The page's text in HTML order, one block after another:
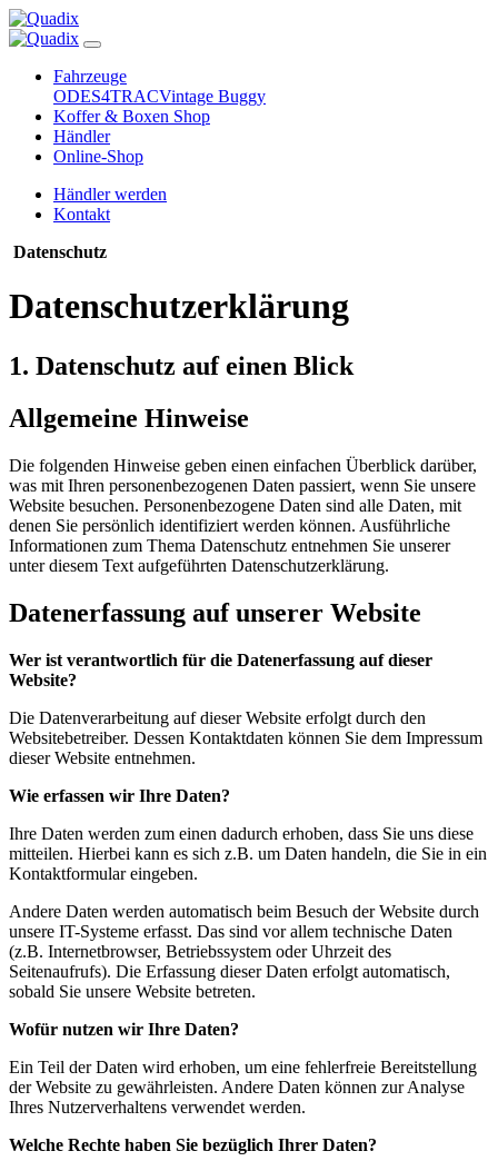
Fahrzeuge
ODES4TRACVintage Buggy
Koffer & Boxen Shop
Händler
Online-Shop
Händler werden
Kontakt
Datenschutz
Datenschutzerklärung
1. Datenschutz auf einen Blick
Allgemeine Hinweise
Die folgenden Hinweise geben einen einfachen Überblick darüber,
was mit Ihren personenbezogenen Daten passiert, wenn Sie unsere
Website besuchen. Personenbezogene Daten sind alle Daten, mit
denen Sie persönlich identifiziert werden können. Ausführliche
Informationen zum Thema Datenschutz entnehmen Sie unserer
unter diesem Text aufgeführten Datenschutzerklärung.
Datenerfassung auf unserer Website
Wer ist verantwortlich für die Datenerfassung auf dieser
Website?
Die Datenverarbeitung auf dieser Website erfolgt durch den
Websitebetreiber. Dessen Kontaktdaten können Sie dem Impressum
dieser Website entnehmen.
Wie erfassen wir Ihre Daten?
Ihre Daten werden zum einen dadurch erhoben, dass Sie uns diese
mitteilen. Hierbei kann es sich z.B. um Daten handeln, die Sie in ein
Kontaktformular eingeben.
Andere Daten werden automatisch beim Besuch der Website durch
unsere IT-Systeme erfasst. Das sind vor allem technische Daten
(z.B. Internetbrowser, Betriebssystem oder Uhrzeit des
Seitenaufrufs). Die Erfassung dieser Daten erfolgt automatisch,
sobald Sie unsere Website betreten.
Wofür nutzen wir Ihre Daten?
Ein Teil der Daten wird erhoben, um eine fehlerfreie Bereitstellung
der Website zu gewährleisten. Andere Daten können zur Analyse
Ihres Nutzerverhaltens verwendet werden.
Welche Rechte haben Sie bezüglich Ihrer Daten?